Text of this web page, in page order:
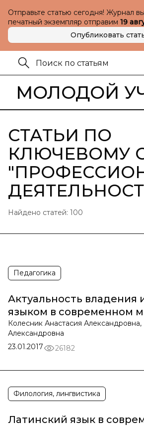
Отправьте статью сегодня! Журнал
печатный экземпляр отправим 19
Опубликовать
МОЛОДОЙ
СТАТЬИ ПО
КЛЮЧЕВОМУ
"
Найдено статей: 100
Педагогика
Актуальность владения
языком в современном
Колесник Анастасия
Александровна
23.01.2017
26182
Филология, лингвистика
Латинский язык в